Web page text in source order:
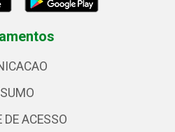
DE ACESSO